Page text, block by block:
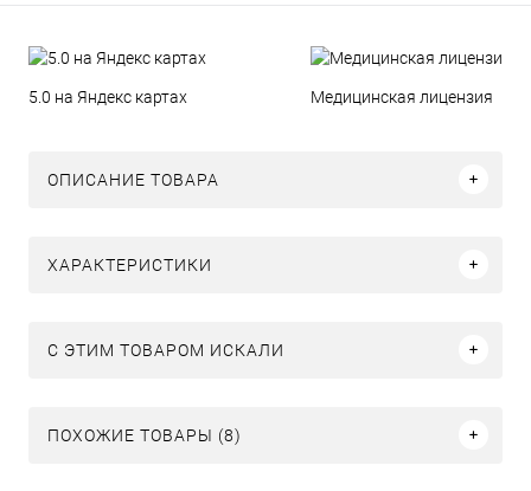
5.0 на Яндекс картах Медицинская лицензия
ОПИСАНИЕ ТОВАРА
ХАРАКТЕРИСТИКИ
C ЭТИМ ТОВАРОМ ИСКАЛИ
ПОХОЖИЕ ТОВАРЫ (8)